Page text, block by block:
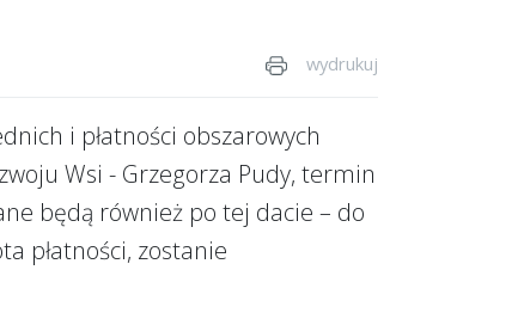
wydrukuj
i płatności obszarowych
Wsi - Grzegorza Pudy, termin
będą również po tej dacie – do
płatności, zostanie